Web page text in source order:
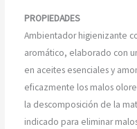
PROPIEDADES
Ambientador higienizante
aromático, elaborado con
en aceites esenciales y
eficazmente los malos
la descomposición de la
indicado para eliminar